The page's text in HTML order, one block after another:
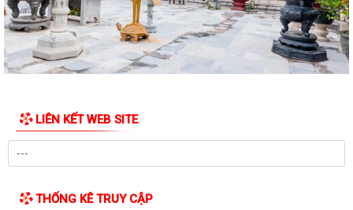
Chỉ thị số 07-CT/TW đẩy mạnh học tập, thực hành tư tưởng, đạo đức,
phương pháp, phong cách Hồ Chí...
Hướng dẫn Quản lý và sử dụng thẻ Đảng viên
THĂM TẶNG QUÀ GIA ĐÌNH CHÍNH SÁCH NHÂN DỊP KỶ NIỆM 79 NĂM
NGÀY THƯƠNG BINH - LIỆT SĨ
BÀI TUYÊN TRUYỀN KỶ NIỆM 79 NĂM NGÀY THƯƠNG BINH - LIỆT SĨ
(27/7/1947 - 27/7/2026).
LIÊN KẾT WEB SITE
THỐNG KÊ TRUY CẬP